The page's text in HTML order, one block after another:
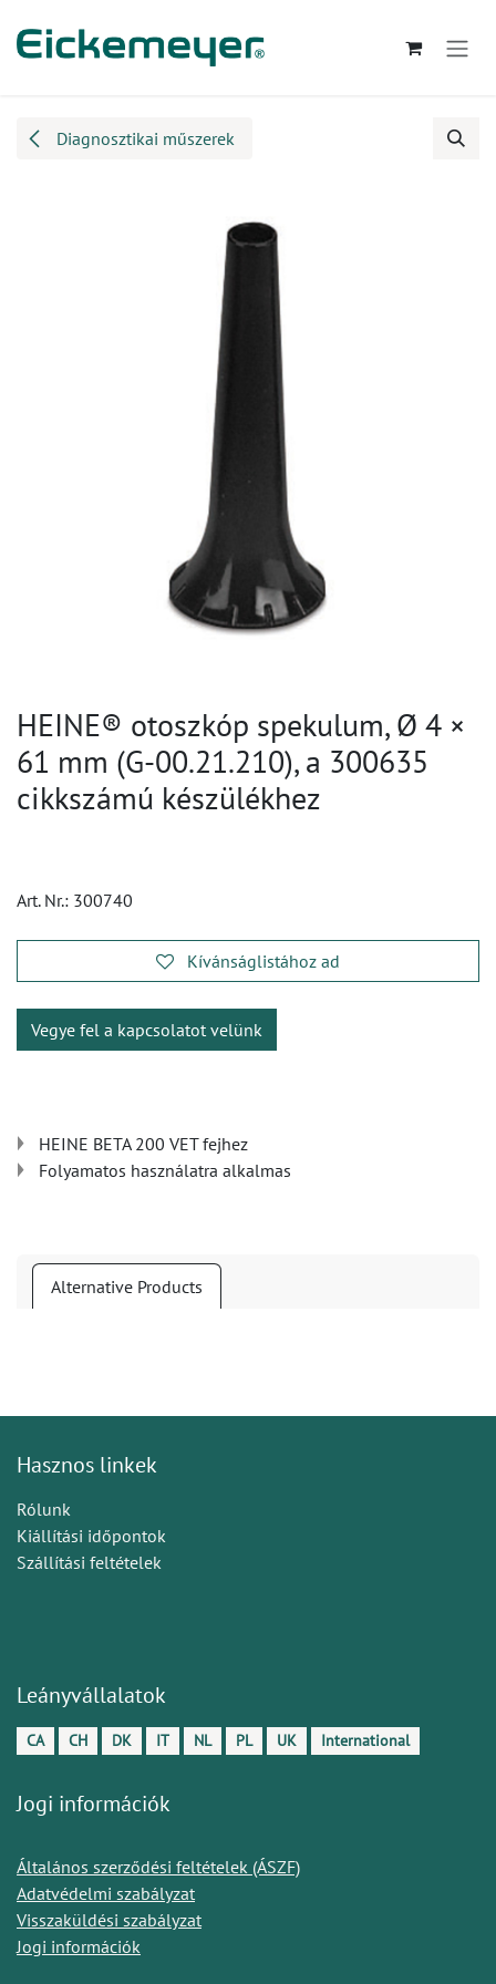
Diagnosztikai műszerek
HEINE® otoszkóp spekulum, Ø 4 ×
61 mm (G-00.21.210), a 300635
cikkszámú készülékhez
Art. Nr.: 300740
Kívánságlistához ad
Vegye fel a kapcsolatot velünk
HEINE BETA 200 VET fejhez
Folyamatos használatra alkalmas
Alternative Products
Hasznos linkek
Rólunk
Kiállítási időpontok
Szállítási feltételek
Leányvállalatok
CA CH DK IT NL PL UK International
Jogi információk
Általános szerződési feltételek (ÁSZF)
Adatvédelmi szabályzat
Visszaküldési szabályzat
Jogi információk